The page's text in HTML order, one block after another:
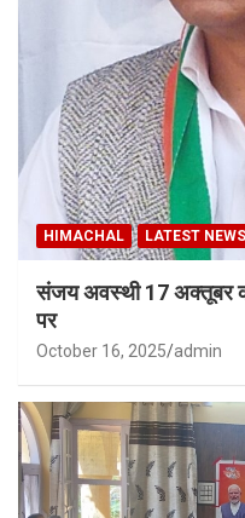
HIMACHAL LATEST NEWS
संजय अवस्थी 17 अक्तूबर
पर
October 16, 2025 admin